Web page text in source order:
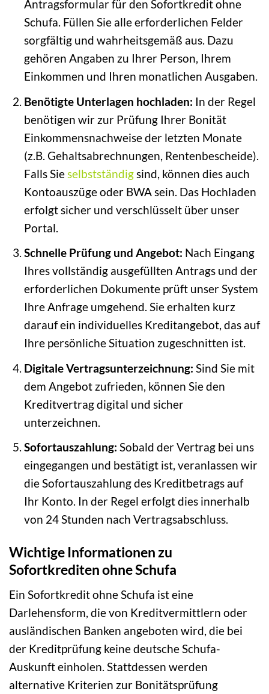
Antragsformular für den Sofortkredit ohne
Schufa. Füllen Sie alle erforderlichen Felder
sorgfältig und wahrheitsgemäß aus. Dazu
gehören Angaben zu Ihrer Person, Ihrem
Einkommen und Ihren monatlichen Ausgaben.
Benötigte Unterlagen hochladen: In der Regel
benötigen wir zur Prüfung Ihrer Bonität
Einkommensnachweise der letzten Monate
(z.B. Gehaltsabrechnungen, Rentenbescheide).
Falls Sieselbstständigsind, können dies auch
Kontoauszüge oder BWA sein. Das Hochladen
erfolgt sicher und verschlüsselt über unser
Portal.
Schnelle Prüfung und Angebot: Nach Eingang
Ihres vollständig ausgefüllten Antrags und der
erforderlichen Dokumente prüft unser System
Ihre Anfrage umgehend. Sie erhalten kurz
darauf ein individuelles Kreditangebot, das auf
Ihre persönliche Situation zugeschnitten ist.
Digitale Vertragsunterzeichnung: Sind Sie mit
dem Angebot zufrieden, können Sie den
Kreditvertrag digital und sicher
unterzeichnen.
Sofortauszahlung: Sobald der Vertrag bei uns
eingegangen und bestätigt ist, veranlassen wir
die Sofortauszahlung des Kreditbetrags auf
Ihr Konto. In der Regel erfolgt dies innerhalb
von 24 Stunden nach Vertragsabschluss.
Wichtige Informationen zu
Sofortkrediten ohne Schufa
Ein Sofortkredit ohne Schufa ist eine
Darlehensform, die von Kreditvermittlern oder
ausländischen Banken angeboten wird, die bei
der Kreditprüfung keine deutsche Schufa-
Auskunft einholen. Stattdessen werden
alternative Kriterien zur Bonitätsprüfung